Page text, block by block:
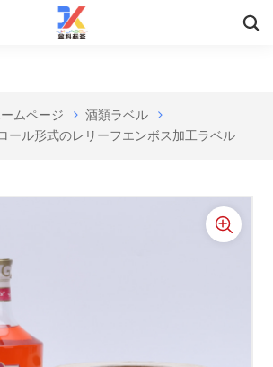
ムページ
酒類ラベル
ール形式のレリーフエンボス加工ラベル